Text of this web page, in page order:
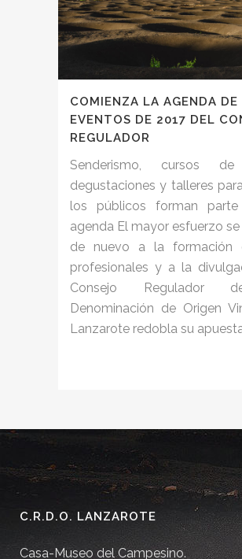
COMIENZA LA AGENDA DE
EVENTOS DE 2017 DEL
REGULADOR
Senderismo, cursos
degustaciones y talleres
los públicos forman
agenda El mayor esfuerzo
de nuevo a la formación
profesionales y a la
Consejo Regulador
Denominación de Origen
Lanzarote redobla su
C.R.D.O. LANZAROTE
Casa-Museo del Campesino.